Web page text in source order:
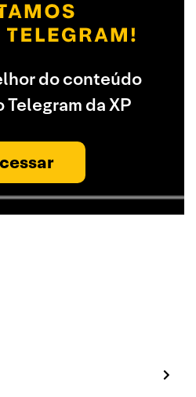
do conteúdo
da XP